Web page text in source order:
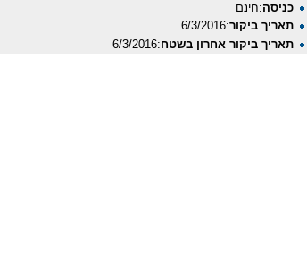
כניסה:חינם
תאריך ביקור:6/3/2016
תאריך ביקור אחרון בשטח:6/3/2016